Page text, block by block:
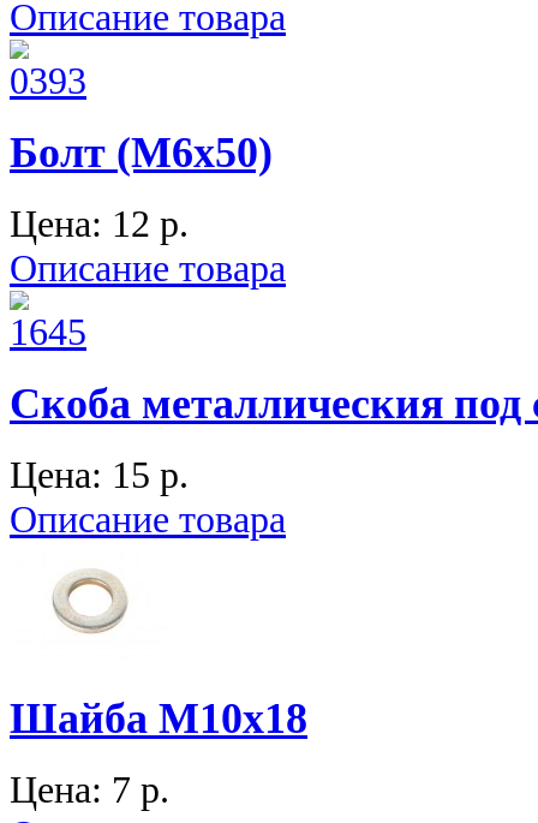
Описание товара
Болт (М6х50)
Цена: 12 p.
Описание товара
Скоба металлическия
Цена: 15 p.
Описание товара
Шайба М10х18
Цена: 7 p.